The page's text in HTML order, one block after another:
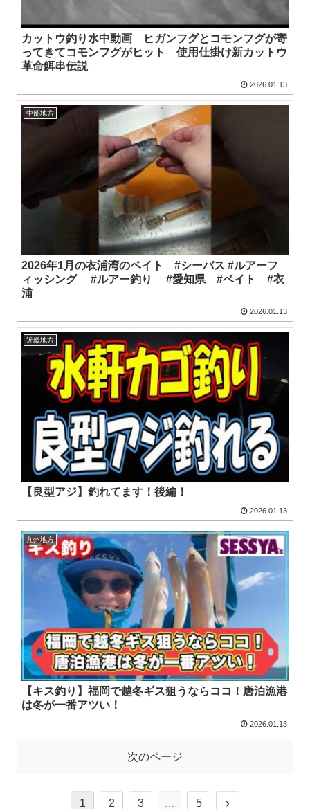
カットウ釣り水中動画 ヒガンフグとコモンフグが寄
ってきてコモンフグがヒット 使用仕掛け新カットウ
革命餌串伝説
2026.01.13
中部地方
2026年1月の衣浦湾のベイト #シーバス #ルアーフ
ィッシング #ルアー釣り #愛知県 #ベイト #衣
浦
2026.01.13
近畿地方
【良型アジ】釣れてます！後編！
2026.01.13
九州地方
【キス釣り】福岡で越冬ギス狙うならココ！唐泊漁港
は冬が一番アツい！
2026.01.13
次のページ
1 2 3 … 5